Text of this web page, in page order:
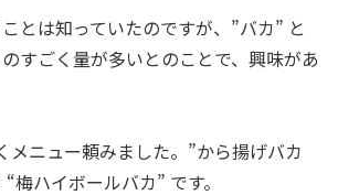
とは知っていたのですが、”バカ” と
すごく量が多いとのことで、興味があ
メニュー頼みました。”から揚げバカ
梅ハイボールバカ” です。